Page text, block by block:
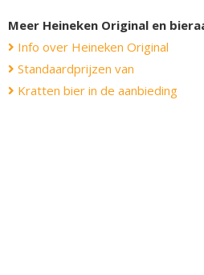
Meer Heineken Original en
Info over Heineken Original
Standaardprijzen van
Kratten bier in de aanbieding